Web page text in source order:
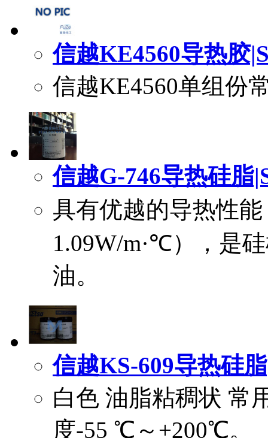
信越KE4560导热胶
信越KE4560单组份
信越G-746导热硅脂
具有优越的导热性
1.09W/m·℃），是
油。
信越KS-609导热硅
白色 油脂粘稠状 常
度-55 ℃～+200℃。